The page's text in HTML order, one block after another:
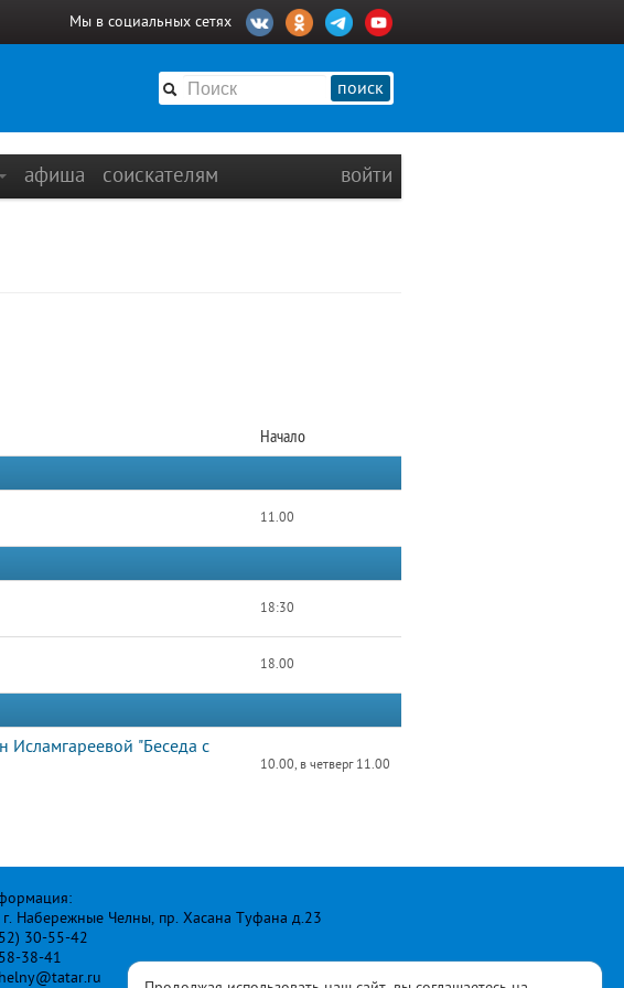
Мы в социальных сетях
поиск
афиша соискателям войти
Начало
11.00
18:30
18.00
Исламгареевой "Беседа с
10.00, в четверг 11.00
Набережные Челны, пр. Хасана Туфана д.23
30-55-42
38-41